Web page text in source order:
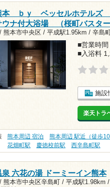
本 ｂｙ ベッセルホテルズ
ウナ付大浴場 （桜町バスター
熊本市中央区 / 平成駅1.95km / 辛島
■営業時
■入浴料
施設
楽天トラ
熊本周辺 宿泊 熊本周辺 駅近（徒歩10
花畑町駅
慶徳校前駅 西辛島町駅
泉 六花の湯 ドーミーイン熊本
熊本市中央区辛島町 / 平成駅1.98km /